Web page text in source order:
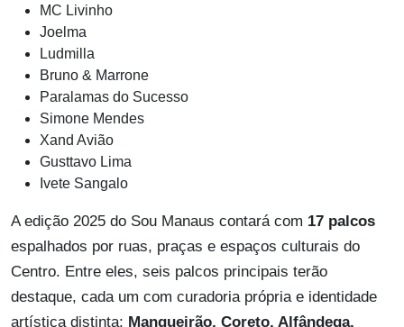
MC Livinho
Joelma
Ludmilla
Bruno & Marrone
Paralamas do Sucesso
Simone Mendes
Xand Avião
Gusttavo Lima
Ivete Sangalo
A edição 2025 do Sou Manaus contará com 17 palcos
espalhados por ruas, praças e espaços culturais do
Centro. Entre eles, seis palcos principais terão
destaque, cada um com curadoria própria e identidade
artística distinta: Mangueirão, Coreto, Alfândega,